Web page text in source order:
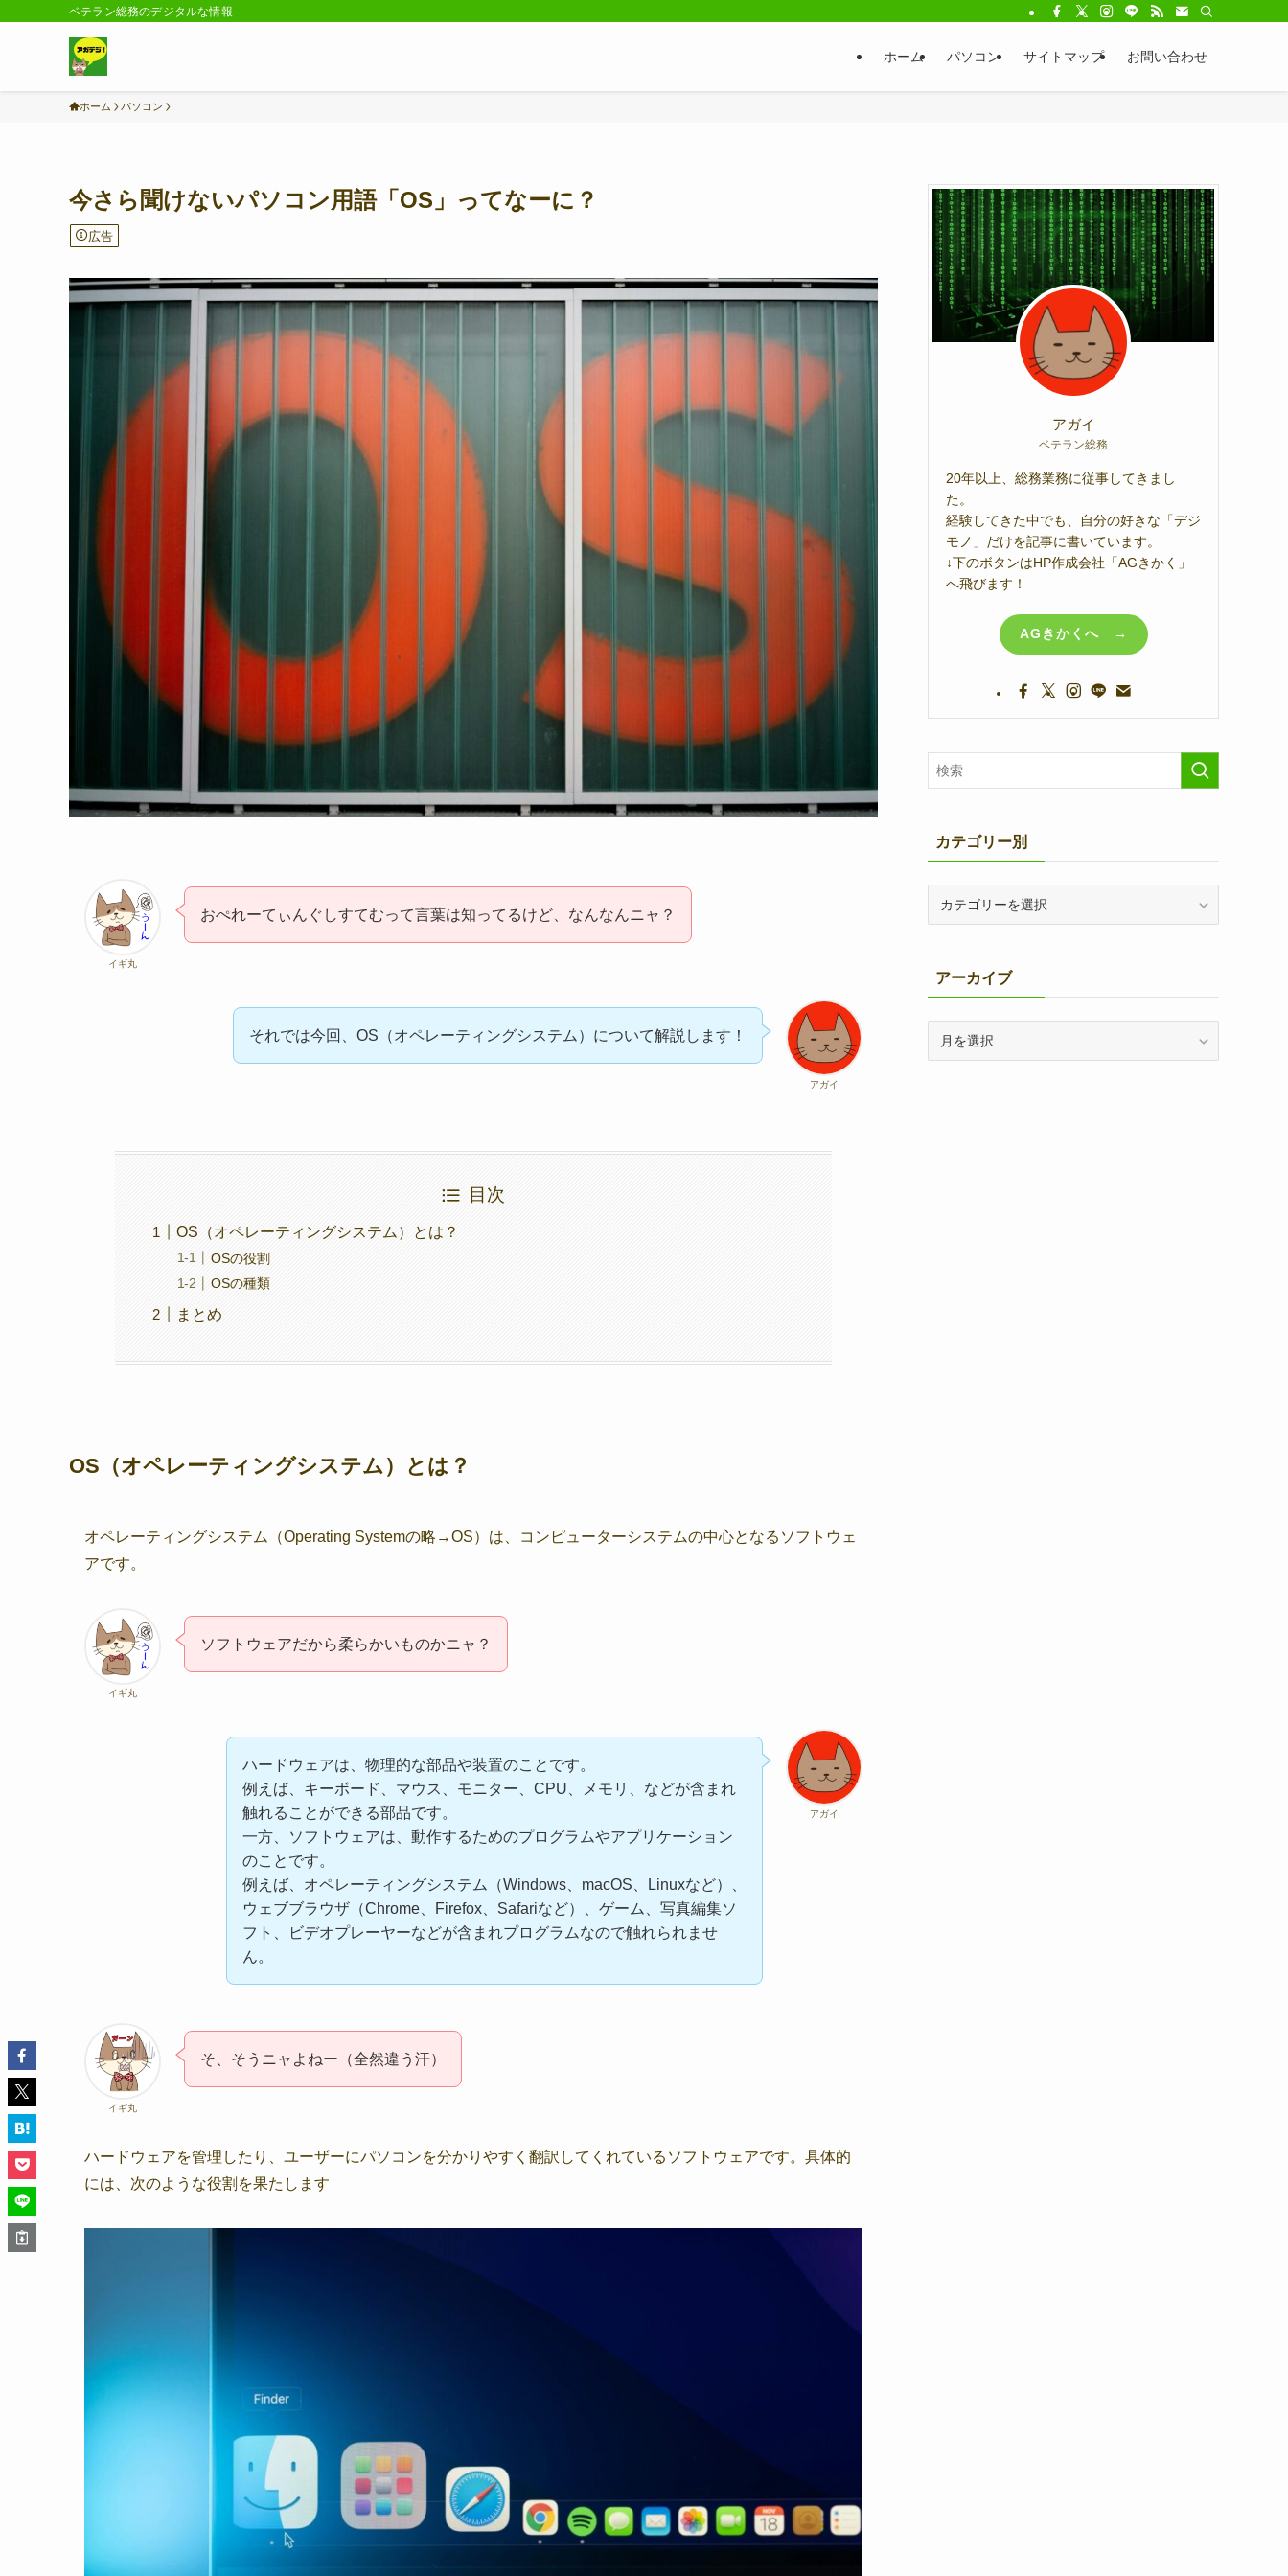
ベテラン総務のデジタルな情報
ホーム パソコン サイトマップ お問い合わせ
ホーム パソコン
今さら聞けないパソコン用語「OS」ってなーに？
広告
イギ丸
おぺれーてぃんぐしすてむって言葉は知ってるけど、なんなんニャ？
アガイ
それでは今回、OS（オペレーティングシステム）について解説します！
目次
OS（オペレーティングシステム）とは？
OSの役割
OSの種類
まとめ
OS（オペレーティングシステム）とは？
オペレーティングシステム（Operating Systemの略→OS）は、コンピューターシステムの中心となるソフトウェ
アです。
イギ丸
ソフトウェアだから柔らかいものかニャ？
アガイ
ハードウェアは、物理的な部品や装置のことです。
例えば、キーボード、マウス、モニター、CPU、メモリ、などが含まれ
触れることができる部品です。
一方、ソフトウェアは、動作するためのプログラムやアプリケーション
のことです。
例えば、オペレーティングシステム（Windows、macOS、Linuxなど）、
ウェブブラウザ（Chrome、Firefox、Safariなど）、ゲーム、写真編集ソ
フト、ビデオプレーヤーなどが含まれプログラムなので触れられませ
ん。
イギ丸
そ、そうニャよねー（全然違う汗）
ハードウェアを管理したり、ユーザーにパソコンを分かりやすく翻訳してくれているソフトウェアです。具体的
には、次のような役割を果たします
アガイ
ベテラン総務
20年以上、総務業務に従事してきまし
た。
経験してきた中でも、自分の好きな「デジ
モノ」だけを記事に書いています。
↓下のボタンはHP作成会社「AGきかく」
へ飛びます！
AGきかくへ →
カテゴリー別
ー
別
アーカイブ